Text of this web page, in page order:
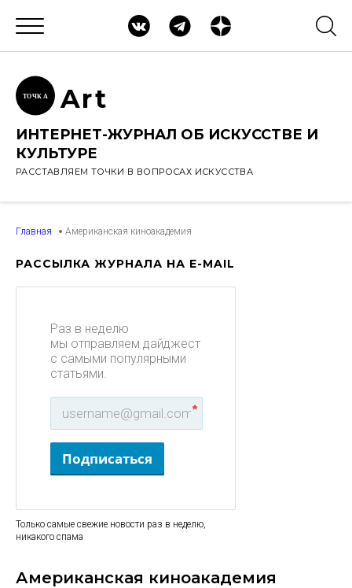
ТОЧК А Art
ИНТЕРНЕТ-ЖУРНАЛ ОБ ИСКУССТВЕ И
КУЛЬТУРЕ
РАССТАВЛЯЕМ ТОЧКИ В ВОПРОСАХ ИСКУССТВА
Главная Американская киноакадемия
РАССЫЛКА ЖУРНАЛА НА E-MAIL
Раз в неделю
мы отправляем дайджест
с самыми популярными
статьями.
*
Подписаться
Только самые свежие новости раз в неделю,
никакого спама
Американская киноакадемия